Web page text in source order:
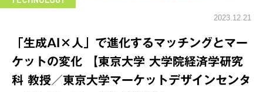
2023.12.21
「生成AI×人」で進化するマッチングとマー
ケットの変化 【東京大学 大学院経済学研究
科 教授／東京大学マーケットデザインセンタ